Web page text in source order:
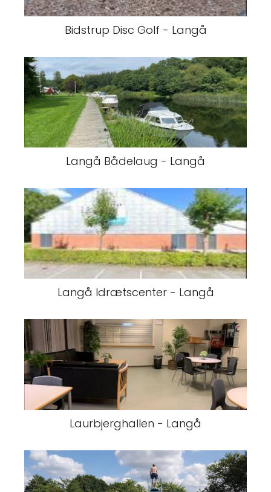
Bidstrup Disc Golf - Langå
Langå Bådelaug - Langå
Langå Idrætscenter - Langå
Laurbjerghallen - Langå